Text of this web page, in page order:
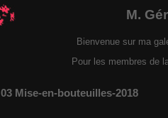
M.
Bienvenue sur ma
Pour les membres de
03 Mise-en-bouteuilles-2018